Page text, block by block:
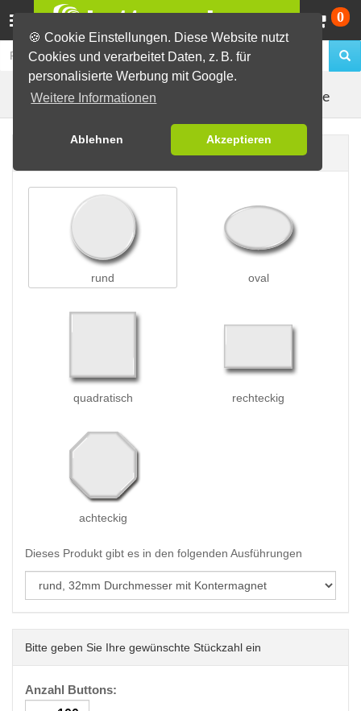
🍪 Cookie Einstellungen. Diese Website nutzt
Cookies und verarbeitet Daten, z. B. für
personalisierte Werbung mit Google.
Weitere Informationen
Ablehnen Akzeptieren
0
Buttons erstellen Magnetbuttons Kleidungsmagnete
rund oval
quadratisch rechteckig
achteckig
Dieses Produkt gibt es in den folgenden Ausführungen
Bitte geben Sie Ihre gewünschte Stückzahl ein
Anzahl Buttons: